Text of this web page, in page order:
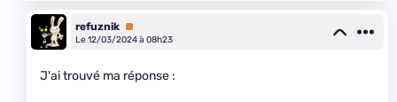
refuznik Premium
Le 12/03/2024 à 08h23
J'ai trouvé ma réponse :